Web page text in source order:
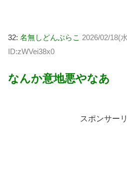
32: 名無しどんぶらこ 2026/02/18(
ID:zWVei38x0
なんか意地悪やなあ
スポンサー